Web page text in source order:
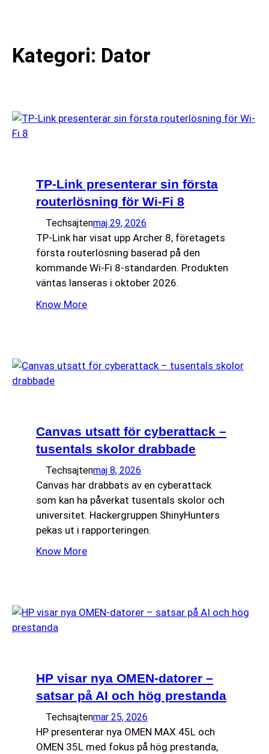
Kategori: Dator
TP-Link presenterar sin första
routerlösning för Wi-Fi 8
Techsajtenmaj 29, 2026
TP-Link har visat upp Archer 8, företagets
första routerlösning baserad på den
kommande Wi-Fi 8-standarden. Produkten
väntas lanseras i oktober 2026.
Know More
Canvas utsatt för cyberattack –
tusentals skolor drabbade
Techsajtenmaj 8, 2026
Canvas har drabbats av en cyberattack
som kan ha påverkat tusentals skolor och
universitet. Hackergruppen ShinyHunters
pekas ut i rapporteringen.
Know More
HP visar nya OMEN-datorer –
satsar på AI och hög prestanda
Techsajtenmar 25, 2026
HP presenterar nya OMEN MAX 45L och
OMEN 35L med fokus på hög prestanda,